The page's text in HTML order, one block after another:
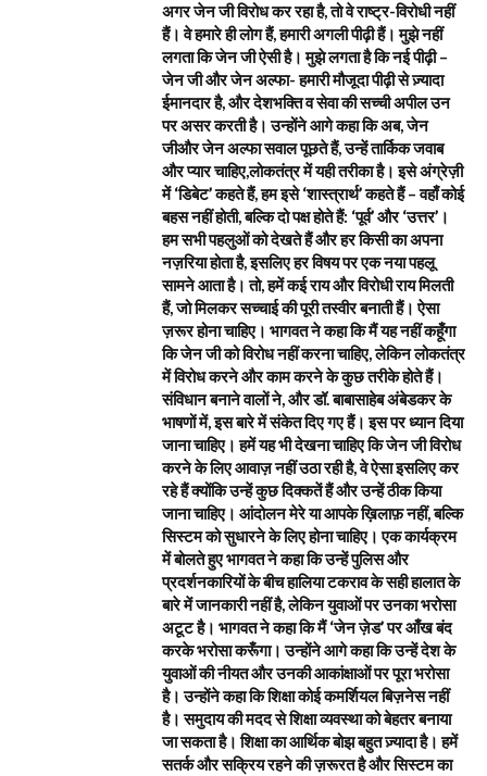
अगर जेन जी विरोध कर रहा है, तो वे राष्ट्र-विरोधी नहीं
हैं। वे हमारे ही लोग हैं, हमारी अगली पीढ़ी हैं। मुझे नहीं
लगता कि जेन जी ऐसी है। मुझे लगता है कि नई पीढ़ी –
जेन जी और जेन अल्फा- हमारी मौजूदा पीढ़ी से ज़्यादा
ईमानदार है, और देशभक्ति व सेवा की सच्ची अपील उन
पर असर करती है। उन्होंने आगे कहा कि अब, जेन
जीऔर जेन अल्फा सवाल पूछते हैं, उन्हें तार्किक जवाब
और प्यार चाहिए,लोकतंत्र में यही तरीका है। इसे अंग्रेज़ी
में ‘डिबेट’ कहते हैं, हम इसे ‘शास्त्रार्थ’ कहते हैं – वहाँ कोई
बहस नहीं होती, बल्कि दो पक्ष होते हैं: ‘पूर्व’ और ‘उत्तर’।
हम सभी पहलुओं को देखते हैं और हर किसी का अपना
नज़रिया होता है, इसलिए हर विषय पर एक नया पहलू
सामने आता है। तो, हमें कई राय और विरोधी राय मिलती
हैं, जो मिलकर सच्चाई की पूरी तस्वीर बनाती हैं। ऐसा
ज़रूर होना चाहिए। भागवत ने कहा कि मैं यह नहीं कहूँगा
कि जेन जी को विरोध नहीं करना चाहिए, लेकिन लोकतंत्र
में विरोध करने और काम करने के कुछ तरीके होते हैं।
संविधान बनाने वालों ने, और डॉ. बाबासाहेब अंबेडकर के
भाषणों में, इस बारे में संकेत दिए गए हैं। इस पर ध्यान दिया
जाना चाहिए। हमें यह भी देखना चाहिए कि जेन जी विरोध
करने के लिए आवाज़ नहीं उठा रही है, वे ऐसा इसलिए कर
रहे हैं क्योंकि उन्हें कुछ दिक्कतें हैं और उन्हें ठीक किया
जाना चाहिए। आंदोलन मेरे या आपके ख़िलाफ़ नहीं, बल्कि
सिस्टम को सुधारने के लिए होना चाहिए। एक कार्यक्रम
में बोलते हुए भागवत ने कहा कि उन्हें पुलिस और
प्रदर्शनकारियों के बीच हालिया टकराव के सही हालात के
बारे में जानकारी नहीं है, लेकिन युवाओं पर उनका भरोसा
अटूट है। भागवत ने कहा कि मैं ‘जेन ज़ेड’ पर आँख बंद
करके भरोसा करूँगा। उन्होंने आगे कहा कि उन्हें देश के
युवाओं की नीयत और उनकी आकांक्षाओं पर पूरा भरोसा
है। उन्होंने कहा कि शिक्षा कोई कमर्शियल बिज़नेस नहीं
है। समुदाय की मदद से शिक्षा व्यवस्था को बेहतर बनाया
जा सकता है। शिक्षा का आर्थिक बोझ बहुत ज़्यादा है। हमें
सतर्क और सक्रिय रहने की ज़रूरत है और सिस्टम का